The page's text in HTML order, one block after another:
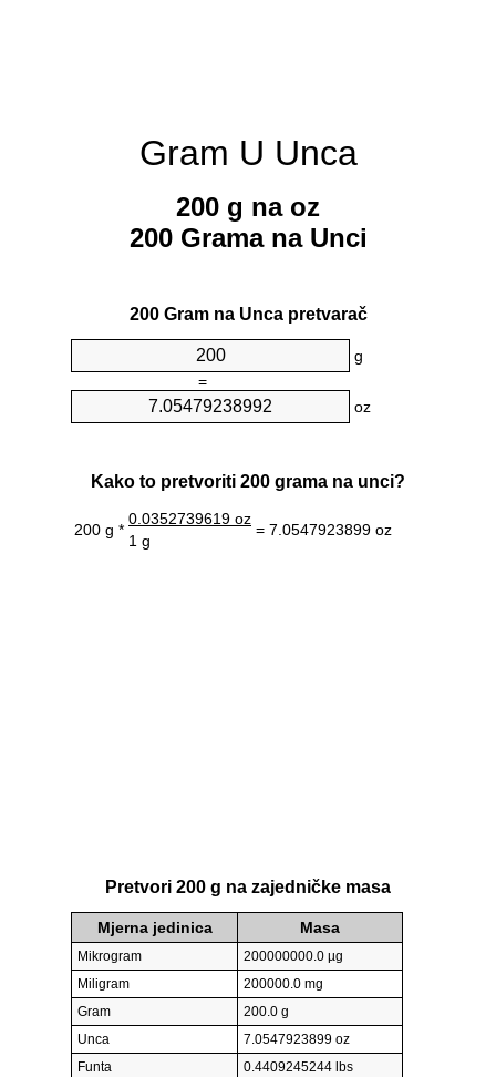
Gram U Unca
200 g na oz
200 Grama na Unci
200 Gram na Unca pretvarač
g
=
oz
Kako to pretvoriti 200 grama na unci?
200 g *
0.0352739619 oz
= 7.0547923899 oz
1 g
Pretvori 200 g na zajedničke masa
Mjerna jedinica Masa
Mikrogram
200000000.0 µg
Miligram
200000.0 mg
Gram
200.0 g
Unca
7.0547923899 oz
Funta
0.4409245244 lbs